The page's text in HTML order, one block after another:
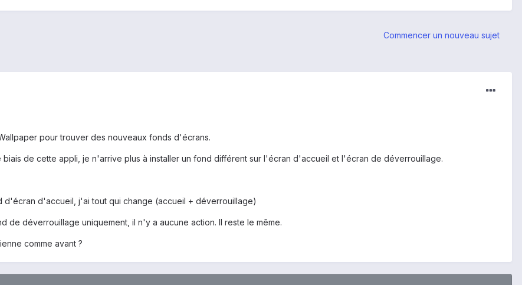
Commencer un nouveau sujet
pour trouver des nouveaux fonds d'écrans.
de cette appli, je n'arrive plus à installer un fond différent sur l'écran d'accueil et l'écran de déverrouillage.
d'écran d'accueil, j'ai tout qui change (accueil + déverrouillage)
de déverrouillage uniquement, il n'y a aucune action. Il reste le même.
comme avant ?